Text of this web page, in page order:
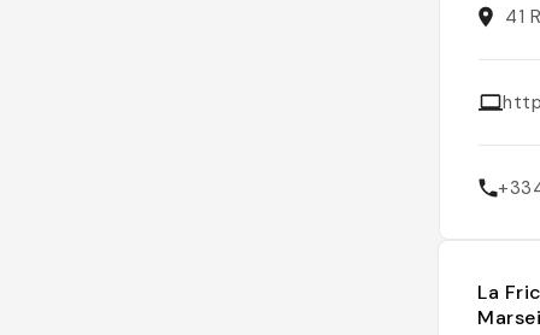
41
La